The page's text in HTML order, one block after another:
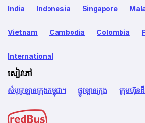
India Indonesia Singapore
Vietnam Cambodia Colombia
International
សៀវភៅ
សំបុត្រឡានក្រុងកម្ពុជា។ ផ្លូវឡានក្រុង ក្រុមហ៊ុនដឹ